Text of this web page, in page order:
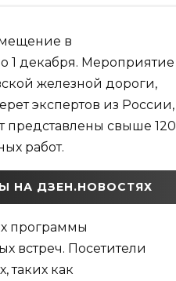
в
1 декабря. Мероприятие
железной дороги,
экспертов из России,
представлены свыше 120
работ.
НА ДЗЕН.НОВОСТЯХ
программы
встреч. Посетители
таких как